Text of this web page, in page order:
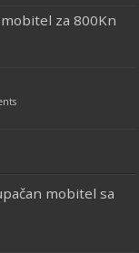
za 800Kn
mobitel sa